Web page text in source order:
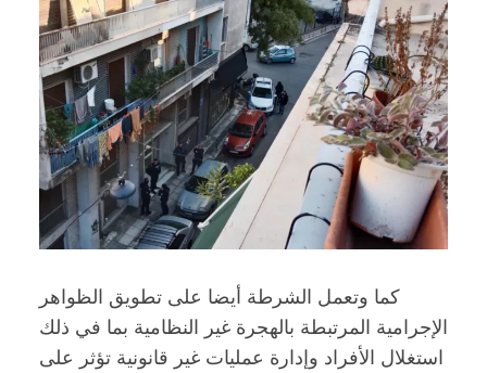
كما وتعمل الشرطة أيضا على تطويق الظواهر
الإجرامية المرتبطة بالهجرة غير النظامية بما في ذلك
استغلال الأفراد وإدارة عمليات غير قانونية تؤثر على